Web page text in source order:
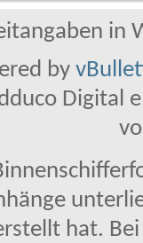
in
by
Digital
hat.